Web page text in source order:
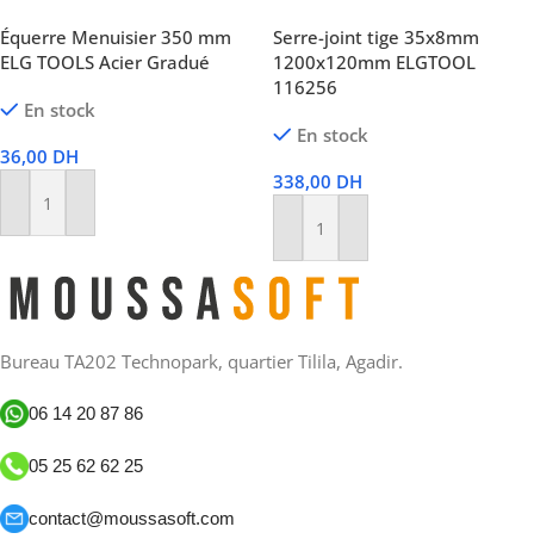
Équerre Menuisier 350 mm
ELG TOOLS Acier Gradué
En stock
36,00 DH
Ajouter Au Panier
Serre-joint tige 35x8mm
1200x120mm ELGTOOL
116256
En stock
338,00 DH
Ajouter Au Panier
Bureau TA202 Technopark, quartier Tilila, Agadir.
06 14 20 87 86
05 25 62 62 25
contact@moussasoft.com